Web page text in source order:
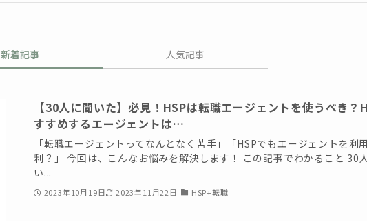
新着記事 人気記事
【30人に聞いた】必見！HSPは転職エージェントを使うべき？
すすめするエージェントは…
「転職エージェントってなんとなく苦手」「HSPでもエージェントを利
利？」 今回は、こんなお悩みを解決します！ この記事でわかること 30
い...
2023年10月19日 2023年11月22日 HSP+転職